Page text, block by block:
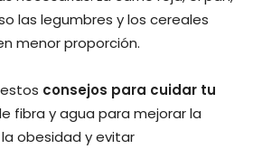
las legumbres y los cereales
menor proporción.
consejos para cuidar tu
fibra y agua para mejorar la
obesidad y evitar